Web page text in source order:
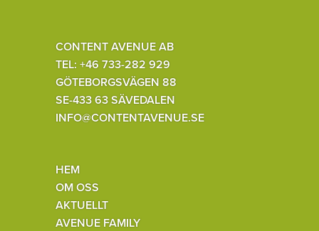
CONTENT AVENUE AB
TEL: +46 733-282 929
GÖTEBORGSVÄGEN 88
SE-433 63 SÄVEDALEN
INFO@CONTENTAVENUE.SE
HEM
OM OSS
AKTUELLT
AVENUE FAMILY